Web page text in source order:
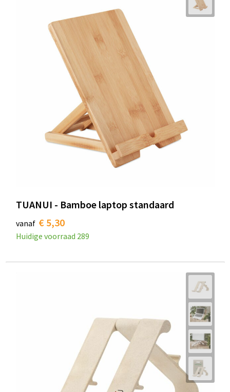
TUANUI - Bamboe laptop standaard
vanaf € 5,30
Huidige voorraad 289